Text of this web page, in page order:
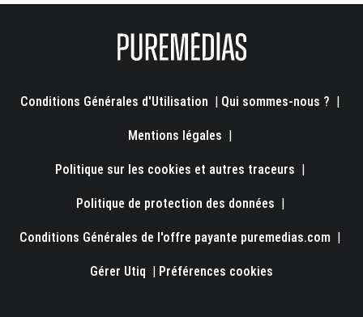
Conditions Générales d'Utilisation | Qui sommes-nous ? |
Mentions légales |
Politique sur les cookies et autres traceurs |
Politique de protection des données |
Conditions Générales de l'offre payante puremedias.com |
Gérer Utiq | Préférences cookies